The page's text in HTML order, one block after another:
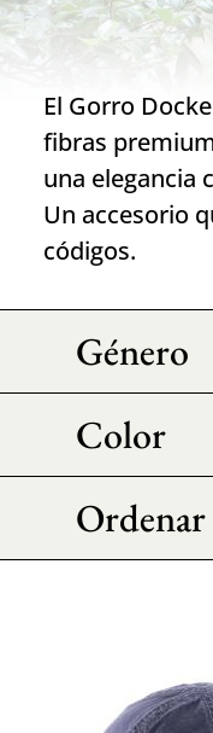
El Gorro
fibras
una elegancia
Un accesorio
códigos.
Género
Color
Ordenar